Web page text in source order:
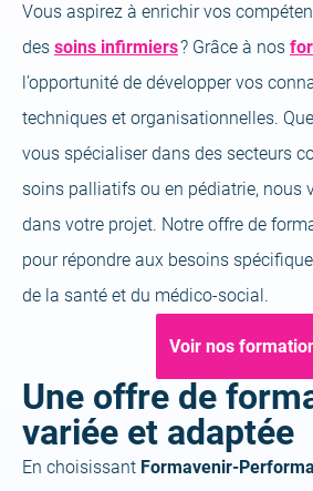
Vous aspirez à enrichir vos
des soins infirmiers? Grâce à nos
l’opportunité de développer vos
techniques et organisationnelles.
vous spécialiser dans des secteurs
soins palliatifs ou en pédiatrie, nous
dans votre projet. Notre offre de
pour répondre aux besoins
de la santé et du médico-social.
Voir nos
Une offre de
variée et adaptée
En choisissant Formavenir-